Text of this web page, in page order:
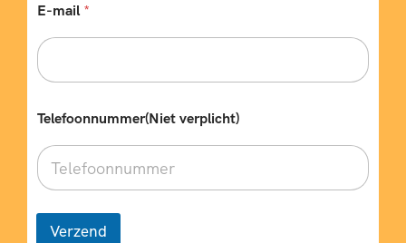
E-mail *
Telefoonnummer(Niet verplicht)
Verzend